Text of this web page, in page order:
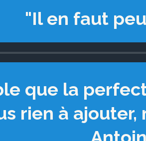
"Il en faut
que la
rien à